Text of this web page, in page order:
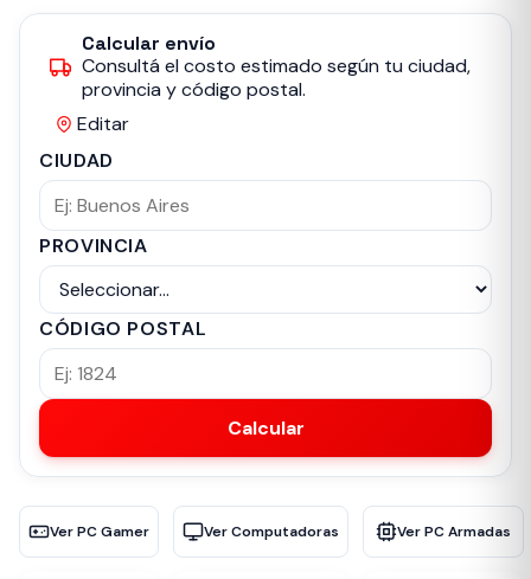
Calcular envío
Consultá el costo estimado según tu ciudad,
provincia y código postal.
Editar
CIUDAD
PROVINCIA
CÓDIGO POSTAL
Calcular
Ver PC Gamer Ver Computadoras Ver PC Armadas